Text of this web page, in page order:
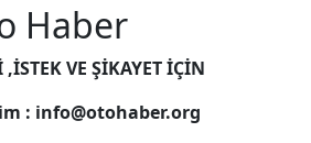
Haber
VE ŞİKAYET İÇİN
: info@otohaber.org